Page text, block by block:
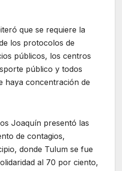
que se requiere la
los protocolos de
públicos, los centros
público y todos
haya concentración de
Joaquín presentó las
de contagios,
donde Tulum se fue
al 70 por ciento,